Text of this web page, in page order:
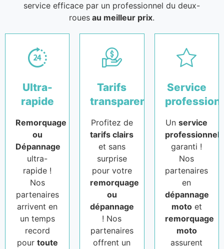
service efficace par un professionnel du deux-
roues au meilleur prix.
Ultra-
rapide
Remorquage
ou
Dépannage
ultra-
rapide !
Nos
partenaires
arrivent en
un temps
record
pour toute
Tarifs
transparents
Profitez de
tarifs clairs
et sans
surprise
pour votre
remorquage
ou
dépannage
! Nos
partenaires
offrent un
Service
Unservice
professionnel
garanti !
Nos
partenaires
en
dépannage
motoet
remorquage
moto
assurent